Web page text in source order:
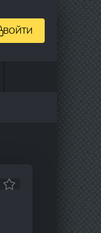
ВОЙТИ